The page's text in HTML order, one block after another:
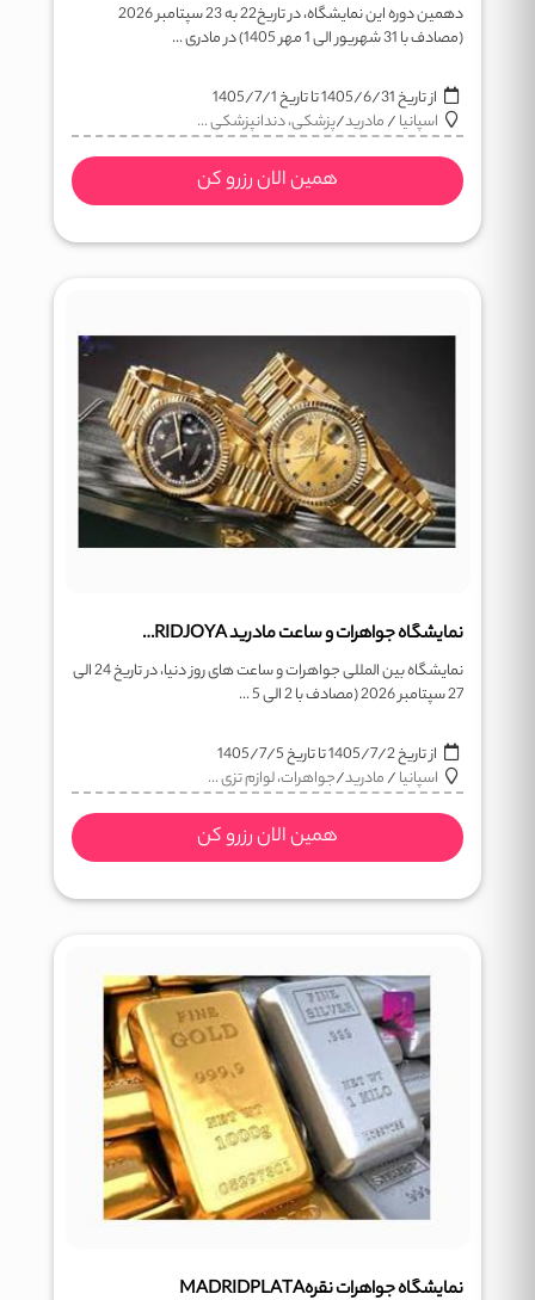
دهمین دوره این نمایشگاه، در تاریخ22 به 23 سپتامبر 2026
(مصادف با 31 شهریور الی 1 مهر 1405) در مادری ...
از تاریخ1405/6/31تا تاریخ1405/7/1
اسپانیا/مادرید/پزشکی، دندانپزشکی ...
همین الان رزرو کن
نمایشگاه جواهرات و ساعت مادرید MADRIDJOYA
نمایشگاه بین المللی جواهرات و ساعت های روز دنیا، در تاریخ 24 الی
27 سپتامبر 2026 (مصادف با 2 الی 5 ...
از تاریخ1405/7/2تا تاریخ1405/7/5
اسپانیا/مادرید/جواهرات، لوازم تزی ...
همین الان رزرو کن
نمایشگاه جواهرات نقرهMADRIDPLATA